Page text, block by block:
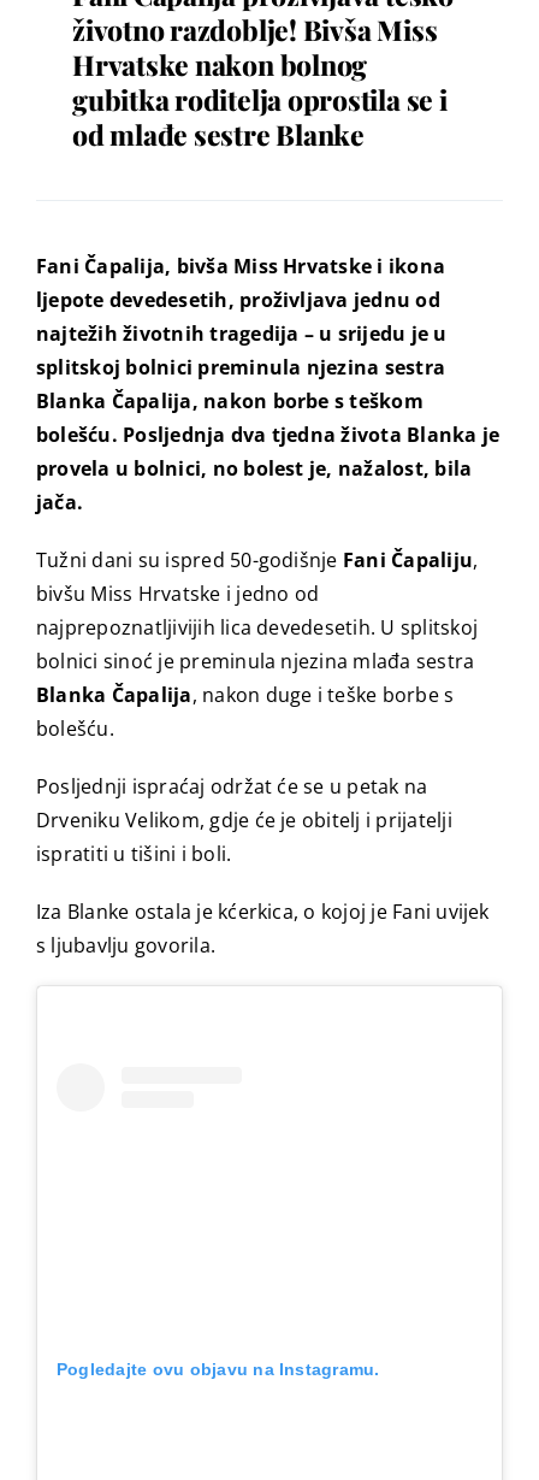
životno razdoblje! Bivša Miss
Hrvatske nakon bolnog
gubitka roditelja oprostila se i
od mlađe sestre Blanke
Fani Čapalija, bivša Miss Hrvatske i ikona
ljepote devedesetih, proživljava jednu od
najtežih životnih tragedija – u srijedu je u
splitskoj bolnici preminula njezina sestra
Blanka Čapalija, nakon borbe s teškom
bolešću. Posljednja dva tjedna života Blanka je
provela u bolnici, no bolest je, nažalost, bila
jača.
Tužni dani su ispred 50-godišnje Fani Čapaliju,
bivšu Miss Hrvatske i jedno od
najprepoznatljivijih lica devedesetih. U splitskoj
bolnici sinoć je preminula njezina mlađa sestra
Blanka Čapalija, nakon duge i teške borbe s
bolešću.
Posljednji ispraćaj održat će se u petak na
Drveniku Velikom, gdje će je obitelj i prijatelji
ispratiti u tišini i boli.
Iza Blanke ostala je kćerkica, o kojoj je Fani uvijek
s ljubavlju govorila.
Pogledajte ovu objavu na Instagramu.